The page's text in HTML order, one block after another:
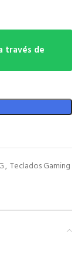
través de
, Teclados Gaming